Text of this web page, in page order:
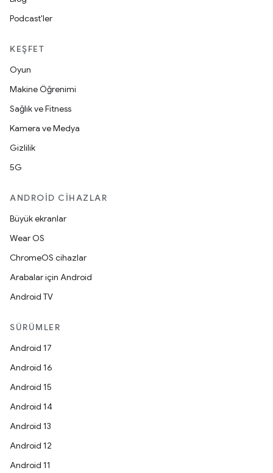
Podcast'ler
KEŞFET
Oyun
Makine Öğrenimi
Sağlık ve Fitness
Kamera ve Medya
Gizlilik
5G
ANDROID CIHAZLAR
Büyük ekranlar
Wear OS
ChromeOS cihazlar
Arabalar için Android
Android TV
SÜRÜMLER
Android 17
Android 16
Android 15
Android 14
Android 13
Android 12
Android 11